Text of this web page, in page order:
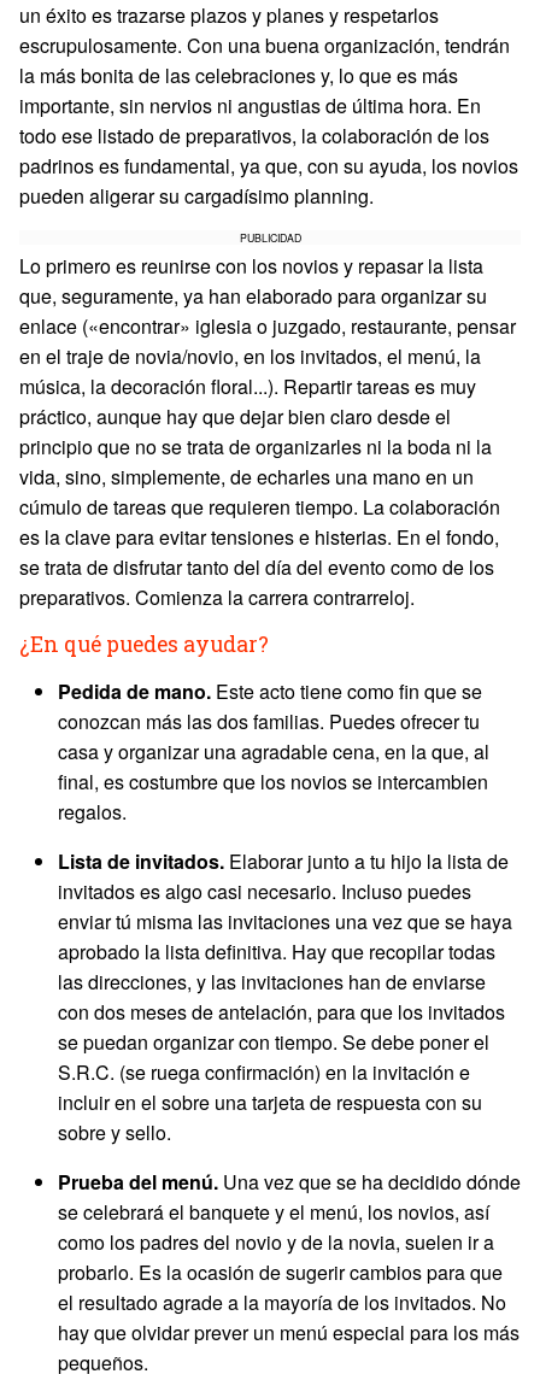
un éxito es trazarse plazos y planes y respetarlos
escrupulosamente. Con una buena organización, tendrán
la más bonita de las celebraciones y, lo que es más
importante, sin nervios ni angustias de última hora. En
todo ese listado de preparativos, la colaboración de los
padrinos es fundamental, ya que, con su ayuda, los novios
pueden aligerar su cargadísimo planning.
PUBLICIDAD
Lo primero es reunirse con los novios y repasar la lista
que, seguramente, ya han elaborado para organizar su
enlace («encontrar» iglesia o juzgado, restaurante, pensar
en el traje de novia/novio, en los invitados, el menú, la
música, la decoración floral...). Repartir tareas es muy
práctico, aunque hay que dejar bien claro desde el
principio que no se trata de organizarles ni la boda ni la
vida, sino, simplemente, de echarles una mano en un
cúmulo de tareas que requieren tiempo. La colaboración
es la clave para evitar tensiones e histerias. En el fondo,
se trata de disfrutar tanto del día del evento como de los
preparativos. Comienza la carrera contrarreloj.
¿En qué puedes ayudar?
Pedida de mano. Este acto tiene como fin que se
conozcan más las dos familias. Puedes ofrecer tu
casa y organizar una agradable cena, en la que, al
final, es costumbre que los novios se intercambien
regalos.
Lista de invitados. Elaborar junto a tu hijo la lista de
invitados es algo casi necesario. Incluso puedes
enviar tú misma las invitaciones una vez que se haya
aprobado la lista definitiva. Hay que recopilar todas
las direcciones, y las invitaciones han de enviarse
con dos meses de antelación, para que los invitados
se puedan organizar con tiempo. Se debe poner el
S.R.C. (se ruega confirmación) en la invitación e
incluir en el sobre una tarjeta de respuesta con su
sobre y sello.
Prueba del menú. Una vez que se ha decidido dónde
se celebrará el banquete y el menú, los novios, así
como los padres del novio y de la novia, suelen ir a
probarlo. Es la ocasión de sugerir cambios para que
el resultado agrade a la mayoría de los invitados. No
hay que olvidar prever un menú especial para los más
pequeños.